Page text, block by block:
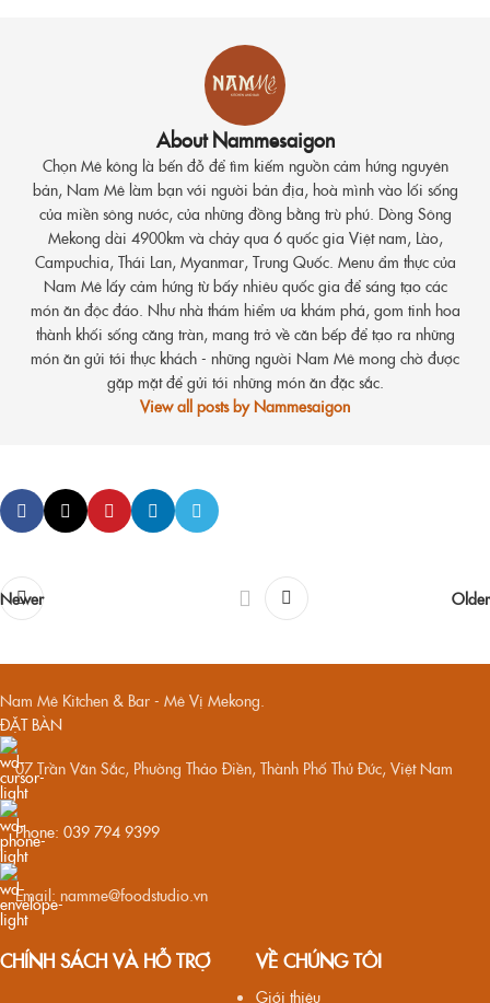
About Nammesaigon
Chọn Mê kông là bến đỗ để tìm kiếm nguồn cảm hứng nguyên
bản, Nam Mê làm bạn với người bản địa, hoà mình vào lối sống
của miền sông nước, của những đồng bằng trù phú. Dòng Sông
Mekong dài 4900km và chảy qua 6 quốc gia Việt nam, Lào,
Campuchia, Thái Lan, Myanmar, Trung Quốc. Menu ẩm thực của
Nam Mê lấy cảm hứng từ bấy nhiêu quốc gia để sáng tạo các
món ăn độc đáo. Như nhà thám hiểm ưa khám phá, gom tinh hoa
thành khối sống căng tràn, mang trở về căn bếp để tạo ra những
món ăn gửi tới thực khách - những người Nam Mê mong chờ được
gặp mặt để gửi tới những món ăn đặc sắc.
View all posts by Nammesaigon
Newer Older
Nam Mê Kitchen & Bar - Mê Vị Mekong.
ĐẶT BÀN
07 Trần Văn Sắc, Phường Thảo Điền, Thành Phố Thủ Đức, Việt Nam
Phone: 039 794 9399
Email: namme@foodstudio.vn
CHÍNH SÁCH VÀ HỖ TRỢ VỀ CHÚNG TÔI
Giới thiệu